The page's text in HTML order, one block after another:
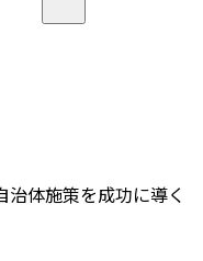
体施策を成功に導く